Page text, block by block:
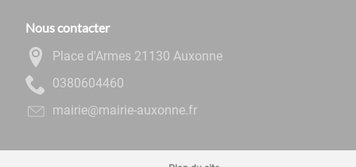
Nous contacter
Place d'Armes 21130 Auxonne
0644060830
rf.ennoxua-eiriam@eiriam